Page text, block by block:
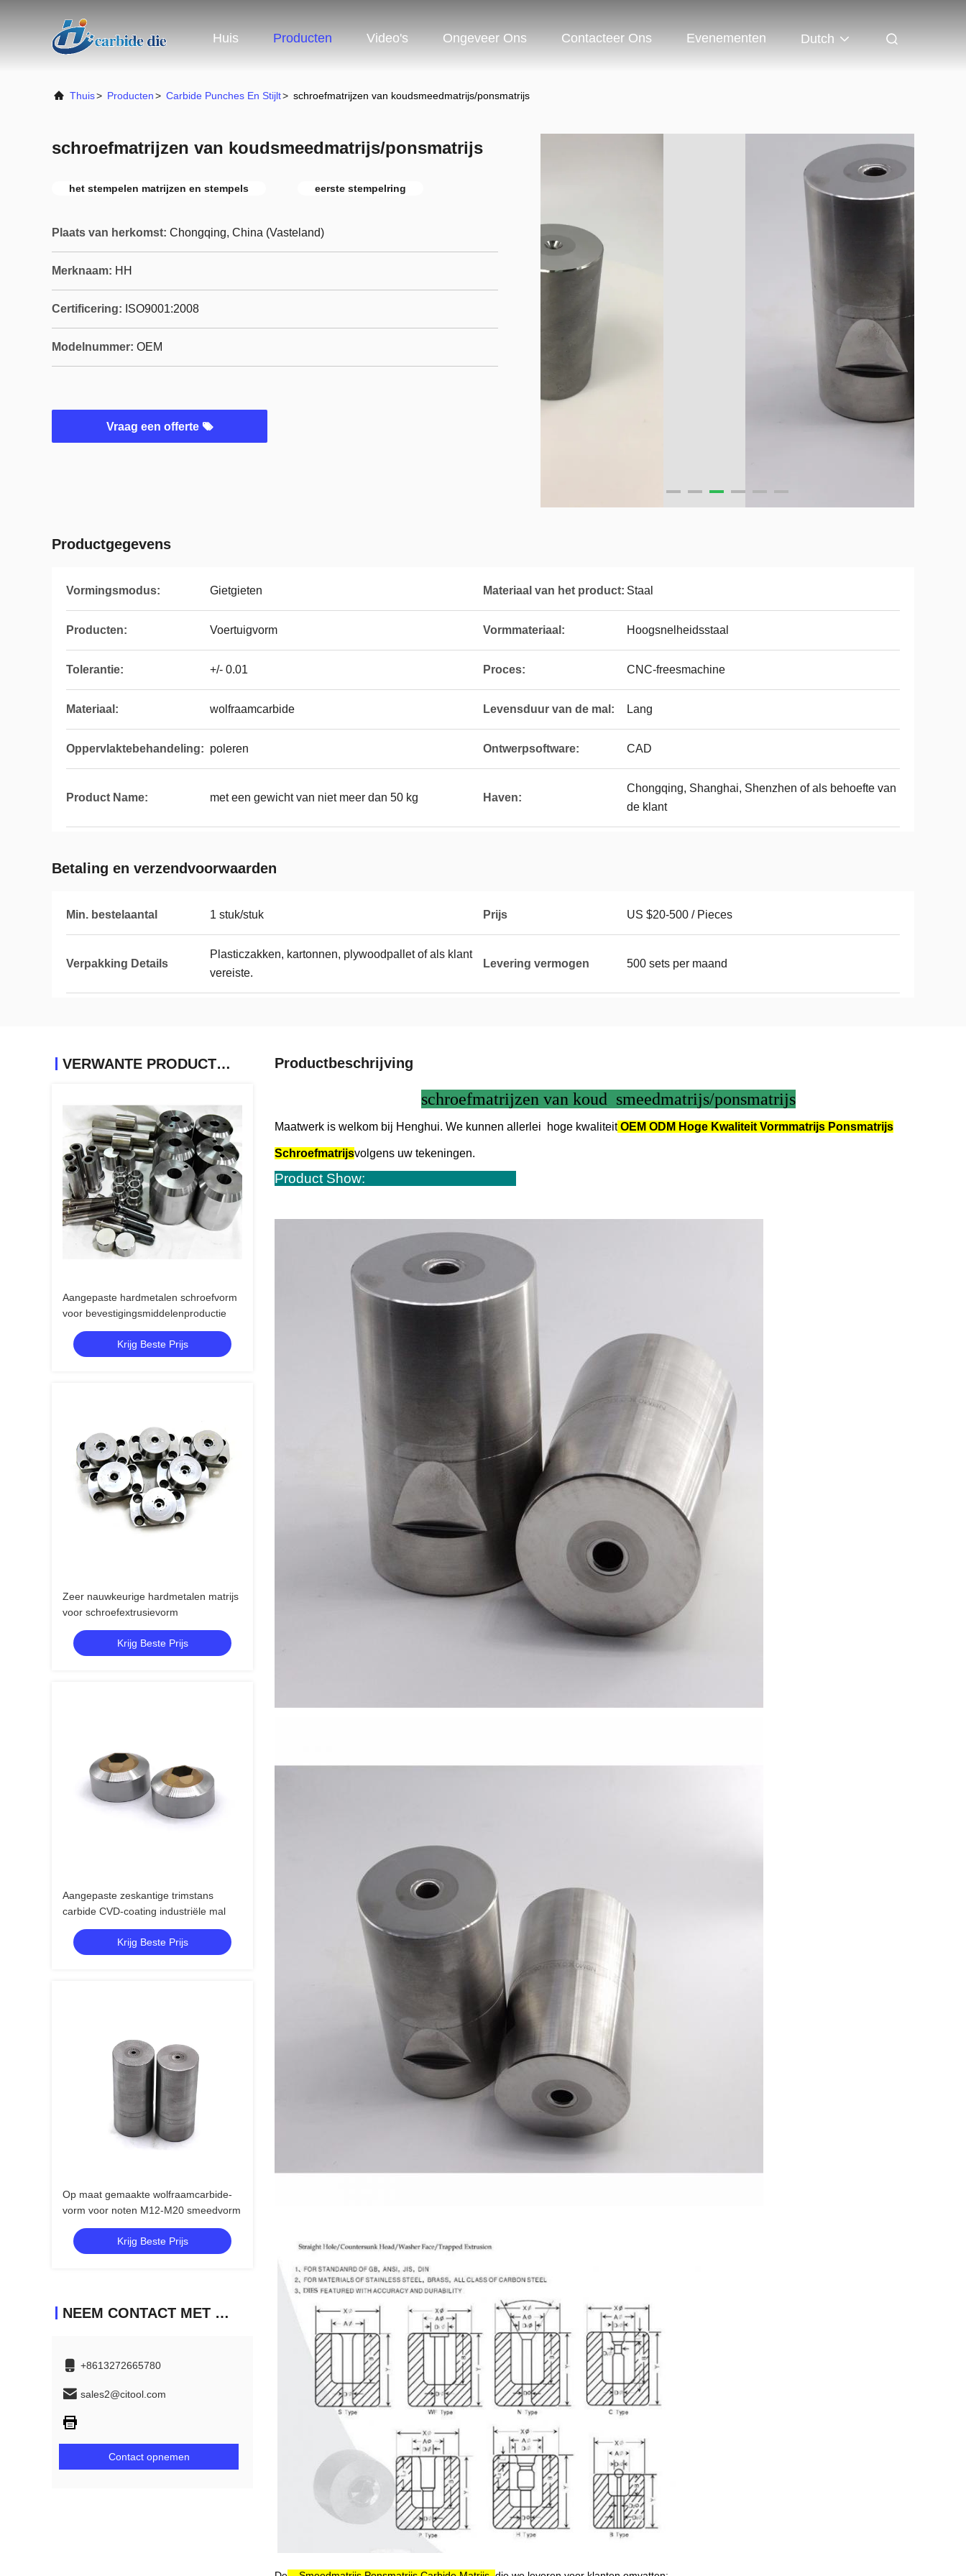
Huis Producten Video's Ongeveer Ons Contacteer Ons Evenementen Dutch
Thuis> Producten> Carbide Punches En Stijlt> schroefmatrijzen van koudsmeedmatrijs/ponsmatrijs
schroefmatrijzen van koudsmeedmatrijs/ponsmatrijs
het stempelen matrijzen en stempels eerste stempelring
Plaats van herkomst: Chongqing, China (Vasteland)
Merknaam: HH
Certificering: ISO9001:2008
Modelnummer: OEM
Vraag een offerte
Productgegevens
Vormingsmodus: Gietgieten Materiaal van het product: Staal
Producten: Voertuigvorm Vormmateriaal: Hoogsnelheidsstaal
Tolerantie: +/- 0.01 Proces: CNC-freesmachine
Materiaal: wolfraamcarbide Levensduur van de mal: Lang
Oppervlaktebehandeling: poleren Ontwerpsoftware: CAD
Product Name: met een gewicht van niet meer dan 50 kg Haven:
Chongqing, Shanghai, Shenzhen of als behoefte van
de klant
Betaling en verzendvoorwaarden
Min. bestelaantal 1 stuk/stuk Prijs US $20-500 / Pieces
Verpakking Details
Plasticzakken, kartonnen, plywoodpallet of als klant
vereiste.
Levering vermogen 500 sets per maand
VERWANTE PRODUCTEN
Aangepaste hardmetalen schroefvorm
voor bevestigingsmiddelenproductie
Krijg Beste Prijs
Zeer nauwkeurige hardmetalen matrijs
voor schroefextrusievorm
Krijg Beste Prijs
Aangepaste zeskantige trimstans
carbide CVD-coating industriële mal
Krijg Beste Prijs
Op maat gemaakte wolfraamcarbide-
vorm voor noten M12-M20 smeedvorm
Krijg Beste Prijs
NEEM CONTACT MET ONS OP
+8613272665780
sales2@citool.com
Contact opnemen
Productbeschrijving
schroefmatrijzen van koud smeedmatrijs/ponsmatrijs
Maatwerk is welkom bij Henghui. We kunnen allerlei hoge kwaliteit OEM ODM Hoge Kwaliteit Vormmatrijs Ponsmatrijs
Schroefmatrijsvolgens uw tekeningen.
Product Show: